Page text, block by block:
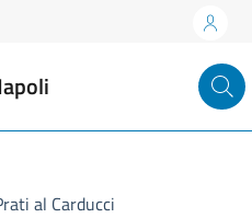
al Carducci